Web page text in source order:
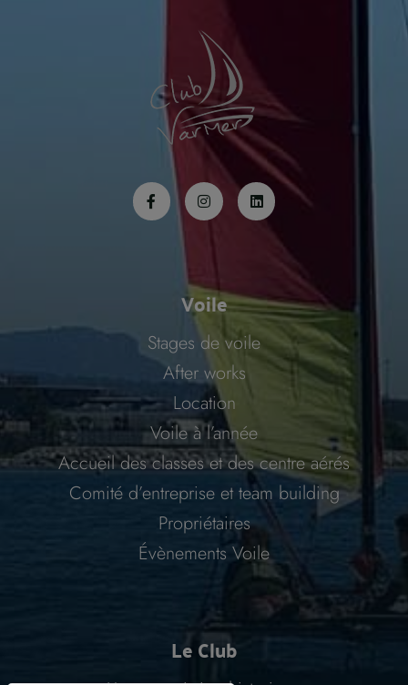
Voile
Stages de voile
After works
Location
Voile à l’année
Accueil des classes et des centre aérés
Comité d’entreprise et team building
Propriétaires
Évènements Voile
Le Club